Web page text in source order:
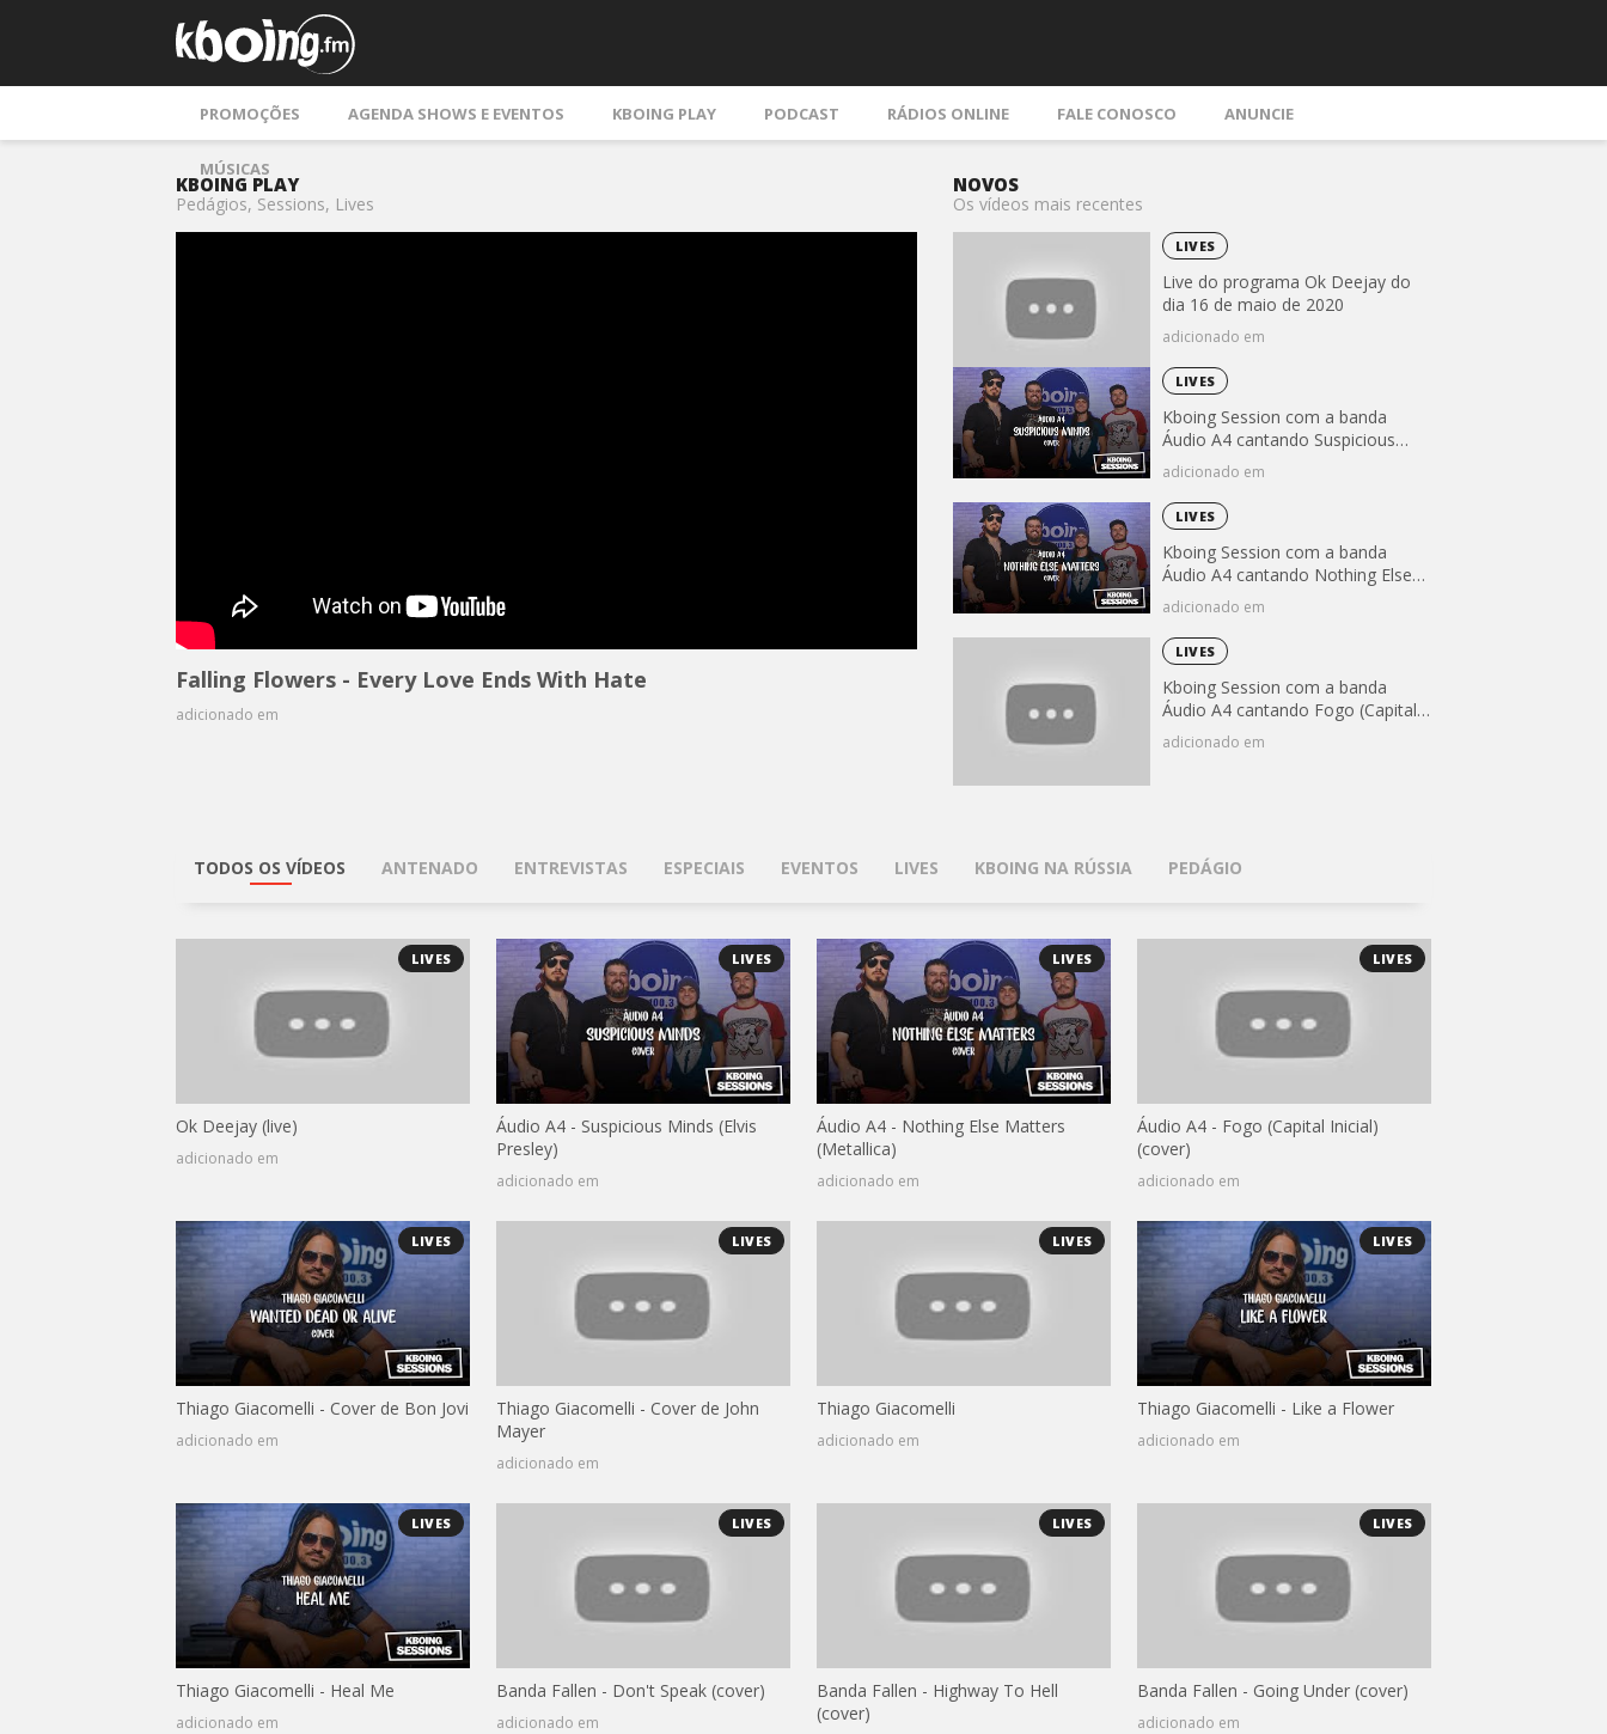
PROMOÇÕES AGENDA SHOWS E EVENTOS KBOING PLAY PODCAST RÁDIOS ONLINE FALE CONOSCO ANUNCIE
MÚSICAS
KBOING PLAY
Pedágios, Sessions, Lives
Falling Flowers - Every Love Ends With Hate
adicionado em
NOVOS
Os vídeos mais recentes
LIVES
Live do programa Ok Deejay do
dia 16 de maio de 2020
adicionado em
LIVES
Kboing Session com a banda
Áudio A4 cantando Suspicious
Minds (Elvis Presley)
adicionado em
LIVES
Kboing Session com a banda
Áudio A4 cantando Nothing Else
Matters (Metallica)
adicionado em
LIVES
Kboing Session com a banda
Áudio A4 cantando Fogo (Capital
Inicial)
adicionado em
TODOS OS VÍDEOS ANTENADO ENTREVISTAS ESPECIAIS EVENTOS LIVES KBOING NA RÚSSIA PEDÁGIO
LIVES
Ok Deejay (live)
adicionado em
LIVES
Áudio A4 - Suspicious Minds (Elvis
Presley)
adicionado em
LIVES
Áudio A4 - Nothing Else Matters
(Metallica)
adicionado em
LIVES
Áudio A4 - Fogo (Capital Inicial)
(cover)
adicionado em
LIVES
Thiago Giacomelli - Cover de Bon Jovi
adicionado em
LIVES
Thiago Giacomelli - Cover de John
Mayer
adicionado em
LIVES
Thiago Giacomelli
adicionado em
LIVES
Thiago Giacomelli - Like a Flower
adicionado em
LIVES
Thiago Giacomelli - Heal Me
adicionado em
LIVES
Banda Fallen - Don't Speak (cover)
adicionado em
LIVES
Banda Fallen - Highway To Hell
(cover)
LIVES
Banda Fallen - Going Under (cover)
adicionado em